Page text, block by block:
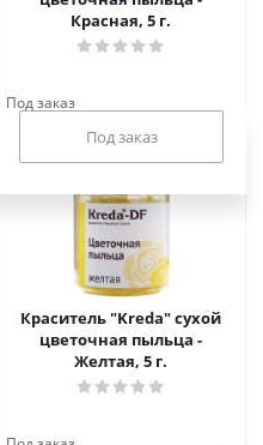
Красная, 5 г.
Под заказ
Краситель "Kreda" сухой
цветочная пыльца -
Желтая, 5 г.